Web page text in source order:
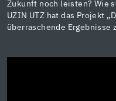
Zukunft noch leisten? Wie
UZIN UTZ hat das Projekt
überraschende Ergebnisse